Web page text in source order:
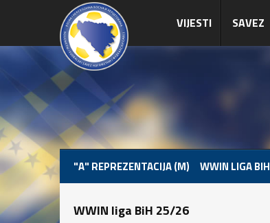
VIJESTI SAVEZ
"A" REPREZENTACIJA (M) WWIN LIGA BIH
WWIN liga BiH 25/26